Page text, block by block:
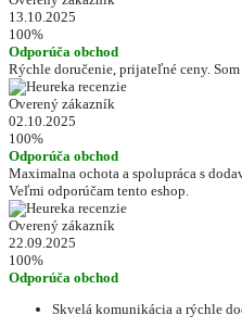
13.10.2025
100%
Odporúča obchod
Rýchle doručenie, prijateľné ceny.
Overený zákazník
02.10.2025
100%
Odporúča obchod
Maximalna ochota a spolupráca s
Veľmi odporúčam tento eshop.
Overený zákazník
22.09.2025
100%
Odporúča obchod
Skvelá komunikácia a rýchle